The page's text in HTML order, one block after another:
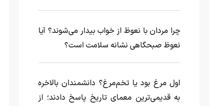
چرا مردان با نعوظ از خواب بیدار می‌شوند؟ آیا
نعوظ صبحگاهی نشانه سلامت است؟
اول مرغ بود یا تخم‌مرغ؟ دانشمندان بالاخره
به قدیمی‌ترین معمای تاریخ پاسخ دادند؛ از